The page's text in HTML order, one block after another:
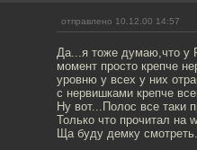
отправлено 10.12.00 14:57
Да...я тоже думаю,что у
момент просто крепче
уровню у всех у них
с нервишками крепче
Ну вот...Полос все таки
Только что прочитал на
Ща буду демку смотреть.